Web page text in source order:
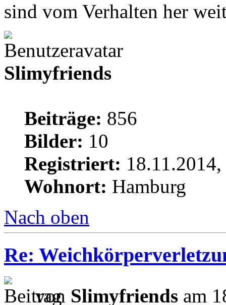
sind vom Verhalten her
Slimyfriends
Beiträge: 856
Bilder: 10
Registriert:
Wohnort: Hamburg
Nach oben
Re:
von Slimyfriends am